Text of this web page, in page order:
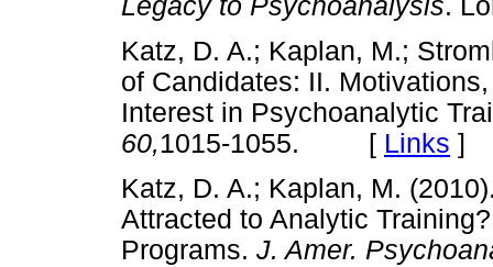
Legacy to Psychoanalysis.
Katz, D. A.; Kaplan, M.;
of Candidates: II.
Interest in Psychoanalytic
60,1015-1055. [ Links ]
Katz, D. A.; Kaplan, M.
Attracted to Analytic
Programs. J. Amer.